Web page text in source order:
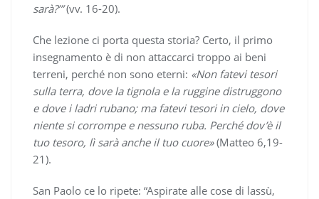
sarà?’”(vv. 16-20).
Che lezione ci porta questa storia? Certo, il primo
insegnamento è di non attaccarci troppo ai beni
terreni, perché non sono eterni: «Non fatevi tesori
sulla terra, dove la tignola e la ruggine distruggono
e dove i ladri rubano; ma fatevi tesori in cielo, dove
niente si corrompe e nessuno ruba. Perché dov’è il
tuo tesoro, lì sarà anche il tuo cuore»(Matteo 6,19-
21).
San Paolo ce lo ripete: “Aspirate alle cose di lassù,